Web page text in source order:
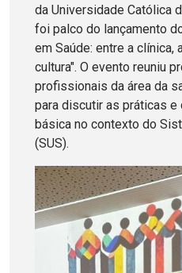
da Universidade Católica
foi palco do lançamento
em Saúde: entre a clínica,
cultura". O evento reuniu
profissionais da área da
para discutir as práticas
básica no contexto do
(SUS).